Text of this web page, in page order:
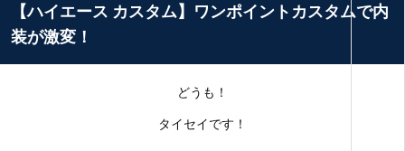
【ハイエース カスタム】ワンポイントカスタムで内
装が激変！
どうも！
タイセイです！